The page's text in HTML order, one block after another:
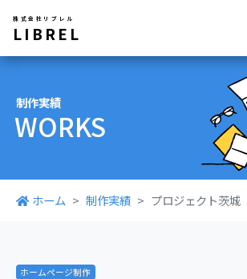
LIBREL
株式会社リブレル
制作実績
WORKS
ホーム 制作実績 プロジェクト茨城
ホームページ制作